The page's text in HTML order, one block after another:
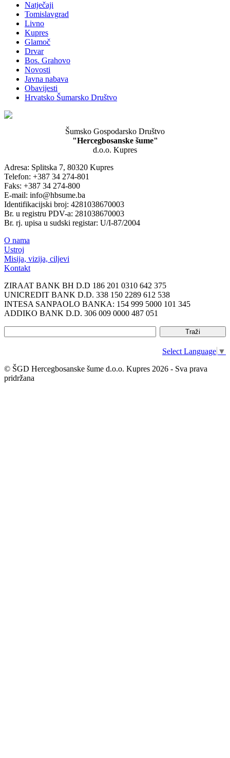
Natječaji
Tomislavgrad
Livno
Kupres
Glamoč
Drvar
Bos. Grahovo
Novosti
Javna nabava
Obavijesti
Hrvatsko Šumarsko Društvo
Šumsko Gospodarsko Društvo
"Hercegbosanske šume"
d.o.o. Kupres
Adresa: Splitska 7, 80320 Kupres
Telefon: +387 34 274-801
Faks: +387 34 274-800
E-mail: info@hbsume.ba
Identifikacijski broj: 4281038670003
Br. u registru PDV-a: 281038670003
Br. rj. upisa u sudski registar: U/I-87/2004
O nama
Ustroj
Misija, vizija, ciljevi
Kontakt
ZIRAAT BANK BH D.D 186 201 0310 642 375
UNICREDIT BANK D.D. 338 150 2289 612 538
INTESA SANPAOLO BANKA: 154 999 5000 101 345
ADDIKO BANK D.D. 306 009 0000 487 051
Select Language ▼
© ŠGD Hercegbosanske šume d.o.o. Kupres 2026 - Sva prava
pridržana